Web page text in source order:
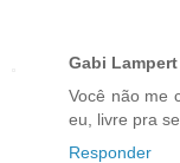
Gabi Lampert
Você não me
eu, livre pra
Responder